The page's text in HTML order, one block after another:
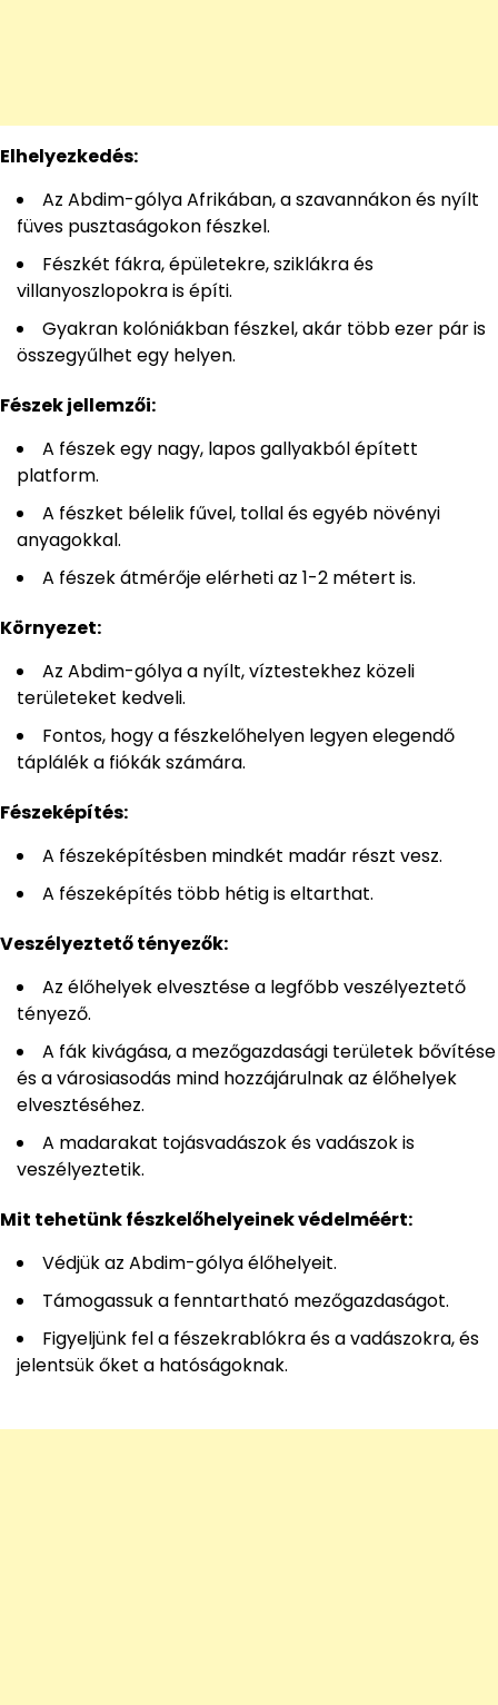
Elhelyezkedés:
Az Abdim-gólya Afrikában, a szavannákon és nyílt
füves pusztaságokon fészkel.
Fészkét fákra, épületekre, sziklákra és
villanyoszlopokra is építi.
Gyakran kolóniákban fészkel, akár több ezer pár is
összegyűlhet egy helyen.
Fészek jellemzői:
A fészek egy nagy, lapos gallyakból épített
platform.
A fészket bélelik fűvel, tollal és egyéb növényi
anyagokkal.
A fészek átmérője elérheti az 1-2 métert is.
Környezet:
Az Abdim-gólya a nyílt, víztestekhez közeli
területeket kedveli.
Fontos, hogy a fészkelőhelyen legyen elegendő
táplálék a fiókák számára.
Fészeképítés:
A fészeképítésben mindkét madár részt vesz.
A fészeképítés több hétig is eltarthat.
Veszélyeztető tényezők:
Az élőhelyek elvesztése a legfőbb veszélyeztető
tényező.
A fák kivágása, a mezőgazdasági területek bővítése
és a városiasodás mind hozzájárulnak az élőhelyek
elvesztéséhez.
A madarakat tojásvadászok és vadászok is
veszélyeztetik.
Mit tehetünk fészkelőhelyeinek védelméért:
Védjük az Abdim-gólya élőhelyeit.
Támogassuk a fenntartható mezőgazdaságot.
Figyeljünk fel a fészekrablókra és a vadászokra, és
jelentsük őket a hatóságoknak.